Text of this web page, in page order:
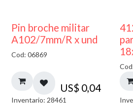
Pin broche militar
A102/7mm/R x und
Cod: 06869
US$ 0,04
Inventario: 28461